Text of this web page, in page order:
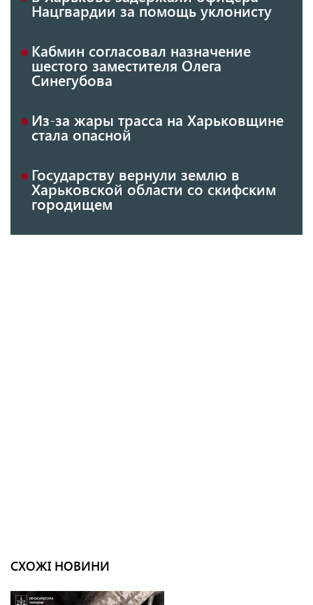
Нацгвардии за помощь уклонисту
Кабмин согласовал назначение
шестого заместителя Олега
Синегубова
Из-за жары трасса на Харьковщине
стала опасной
Государству вернули землю в
Харьковской области со скифским
городищем
СХОЖІ НОВИНИ